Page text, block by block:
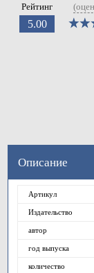
Рейтинг
5.00
Описание
Артикул
Издательство
автор
год выпуска
количество